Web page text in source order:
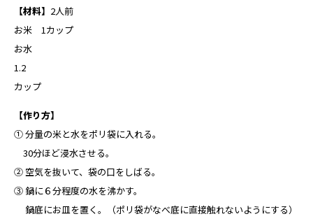
【材料】 2人前
お米 1カップ
お水
1.2
カップ
【作り方】
① 分量の米と水をポリ袋に入れる。
30分ほど浸水させる。
② 空気を抜いて、袋の口をしばる。
③ 鍋に６分程度の水を沸かす。
鍋底にお皿を置く。（ポリ袋がなべ底に直接触れないようにする）